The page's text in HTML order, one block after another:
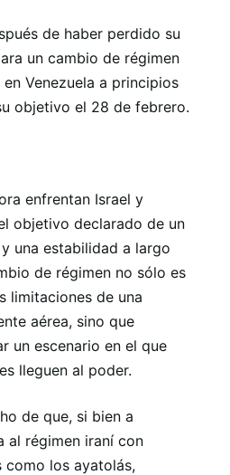
de haber perdido su
un cambio de régimen
Venezuela a principios
objetivo el 28 de febrero.
enfrentan Israel y
objetivo declarado de un
una estabilidad a largo
de régimen no sólo es
limitaciones de una
aérea, sino que
un escenario en el que
lleguen al poder.
de que, si bien a
al régimen iraní con
como los ayatolás,